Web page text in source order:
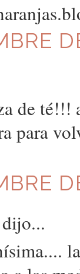
de té!!!
para
dijo...